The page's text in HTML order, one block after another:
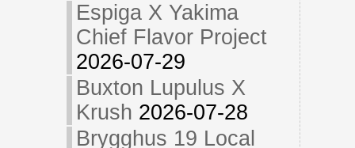
Espiga X Yakima
Chief Flavor Project
2026-07-29
Buxton Lupulus X
Krush 2026-07-28
Brygghus 19 Local